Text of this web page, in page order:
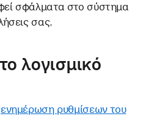
σφάλματα στο σύστημα
σας.
λογισμικό
ενημέρωση ρυθμίσεων του